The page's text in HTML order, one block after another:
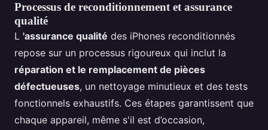
Processus de reconditionnement et assurance
qualité
L 'assurance qualité des iPhones reconditionnés
repose sur un processus rigoureux qui inclut la
réparation et le remplacement de pièces
défectueuses, un nettoyage minutieux et des tests
fonctionnels exhaustifs. Ces étapes garantissent que
chaque appareil, même s'il est d’occasion,